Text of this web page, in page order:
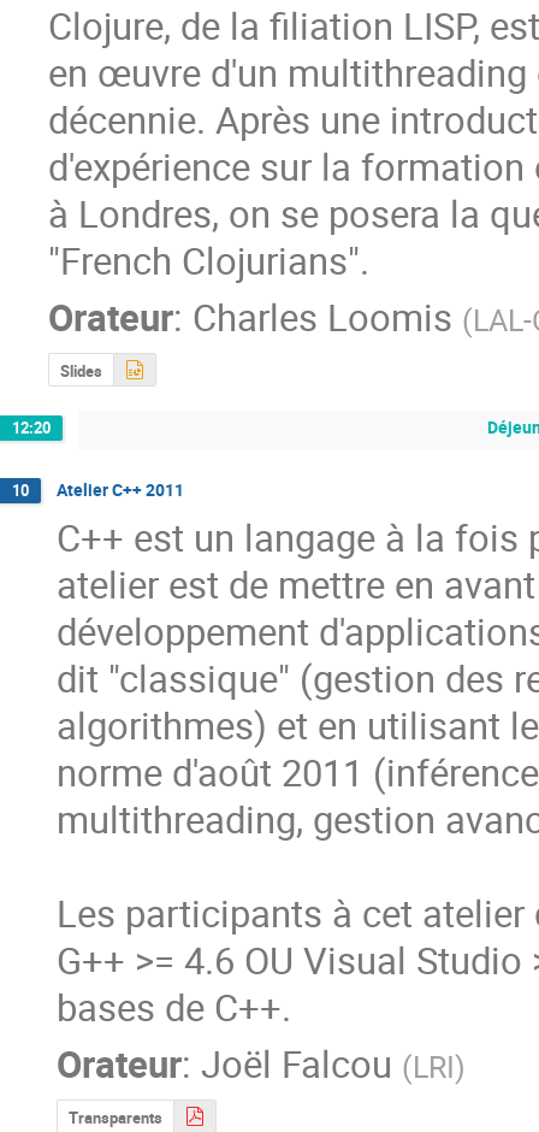
Clojure, de la filiation LISP,
en œuvre d'un multithreading
décennie. Après une
d'expérience sur la
à Londres, on se posera la
"French Clojurians".
Orateur: Charles Loomis (
Slides
12:20
10 Atelier C++ 2011
C++ est un langage à la
atelier est de mettre en
développement
dit "classique" (gestion des
algorithmes) et en utilisant
norme d'août 2011
multithreading, gestion
Les participants à cet
G++ >= 4.6 OU Visual
bases de C++.
Orateur: Joël Falcou (LRI)
Transparents